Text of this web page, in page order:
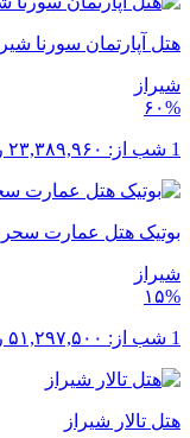
هتل آپارتمان سورنا
شیراز
۶۰%
1 شب از: ۲۳,۳۸۹,۹۶۰
بوتیک هتل عمارت
شیراز
۱۵%
1 شب از: ۵۱,۲۹۷,۵۰۰
هتل تالار شیراز